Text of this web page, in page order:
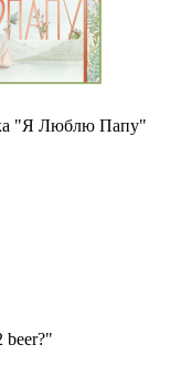
"Я Люблю Папу"
beer?"